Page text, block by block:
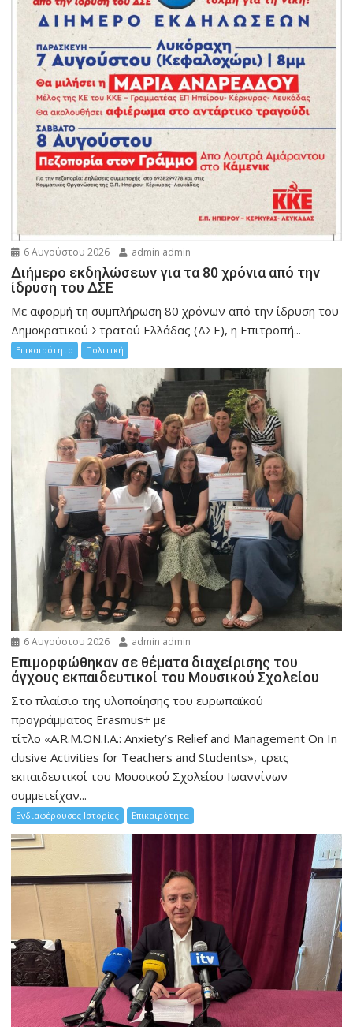
6 Αυγούστου 2026 admin admin
Διήμερο εκδηλώσεων για τα 80 χρόνια από την
ίδρυση του ΔΣΕ
Με αφορμή τη συμπλήρωση 80 χρόνων από την ίδρυση του
Δημοκρατικού Στρατού Ελλάδας (ΔΣΕ), η Επιτροπή...
Επικαιρότητα Πολιτική
6 Αυγούστου 2026 admin admin
Eπιμορφώθηκαν σε θέματα διαχείρισης του
άγχους εκπαιδευτικοί του Μουσικού Σχολείου
Στο πλαίσιο της υλοποίησης του ευρωπαϊκού
προγράμματος Erasmus+ με
τίτλο «A.R.M.ON.I.A.: Anxiety’s Relief and Management On In
clusive Activities for Teachers and Students», τρεις
εκπαιδευτικοί του Μουσικού Σχολείου Ιωαννίνων
συμμετείχαν...
Ενδιαφέρουσες Ιστορίες Επικαιρότητα